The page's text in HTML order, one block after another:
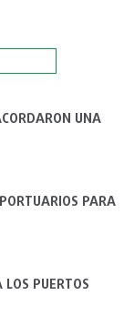
UNA
PARA
PUERTOS